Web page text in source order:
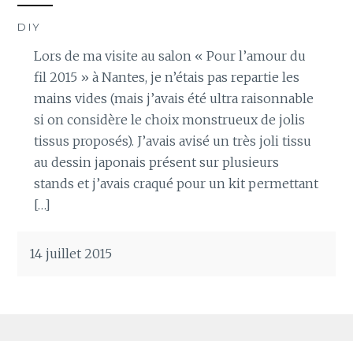
DIY
Lors de ma visite au salon « Pour l’amour du
fil 2015 » à Nantes, je n’étais pas repartie les
mains vides (mais j’avais été ultra raisonnable
si on considère le choix monstrueux de jolis
tissus proposés). J’avais avisé un très joli tissu
au dessin japonais présent sur plusieurs
stands et j’avais craqué pour un kit permettant
[…]
14 juillet 2015